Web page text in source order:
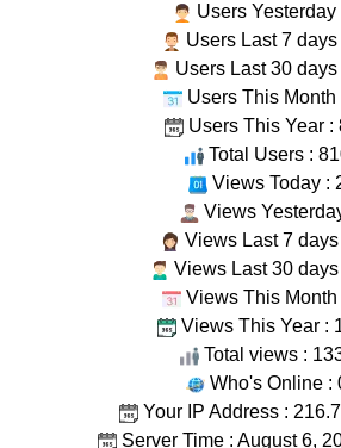
Users Yesterday
Users Last 7 days
Users Last 30 days
Users This Month
Users This Year :
Total Users :
Views Today :
Views
Views Last 7 days
Views Last 30
Views This Month
Views This Year :
Total views :
Who's Online :
Your IP Address :
Server Time : August 6,